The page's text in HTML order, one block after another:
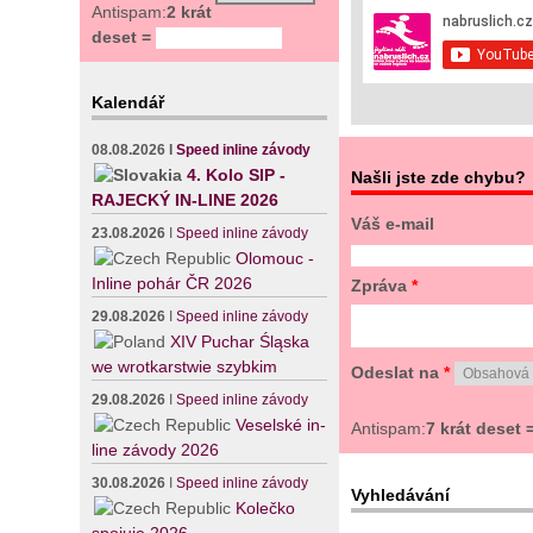
Antispam:2 krát
deset =
Kalendář
08.08.2026 ISpeed inline závody
4. Kolo SIP -
RAJECKÝ IN-LINE 2026
23.08.2026 ISpeed inline závody
Olomouc -
Inline pohár ČR 2026
29.08.2026 ISpeed inline závody
XIV Puchar Śląska
we wrotkarstwie szybkim
29.08.2026 ISpeed inline závody
Veselské in-
line závody 2026
30.08.2026 ISpeed inline závody
Kolečko
Našli jste zde chybu?
Váš e-mail
Zpráva *
Odeslat na *
Antispam:7 krát deset
Vyhledávání